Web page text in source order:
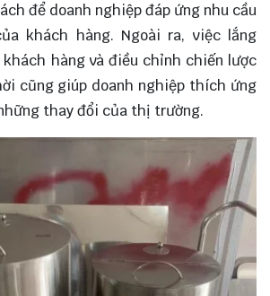
để doanh nghiệp đáp ứng nhu cầu
khách hàng. Ngoài ra, việc lắng
hàng và điều chỉnh chiến lược
cũng giúp doanh nghiệp thích ứng
thay đổi của thị trường.